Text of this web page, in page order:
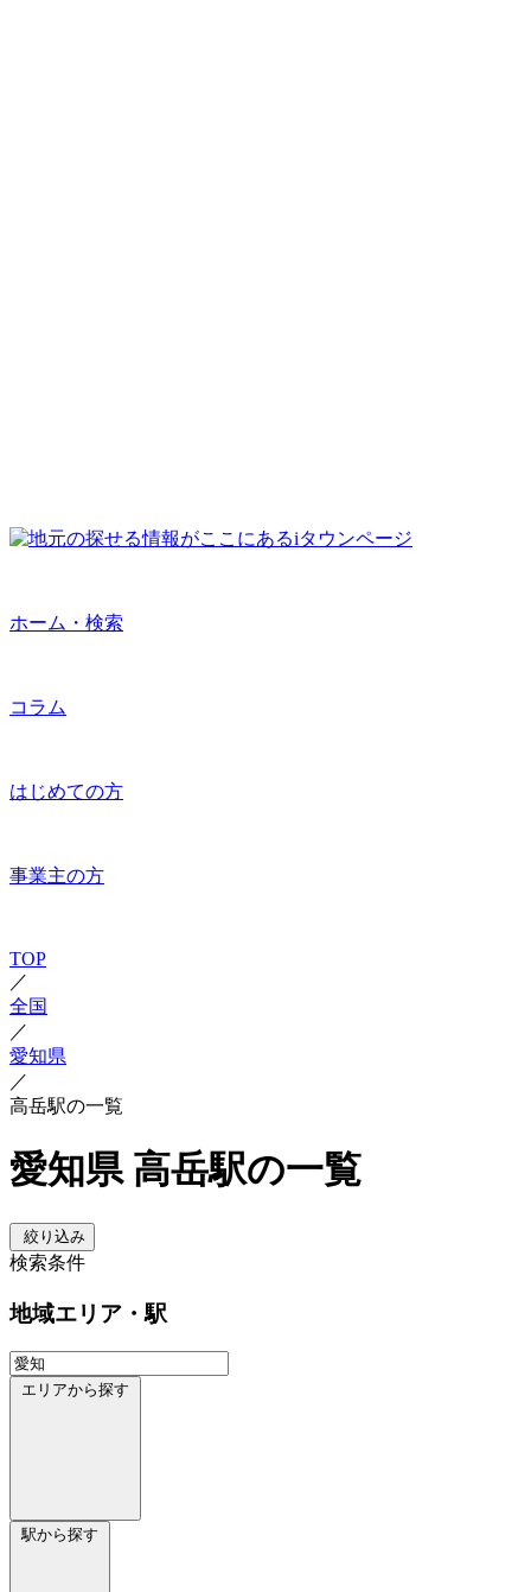
ホーム・検索
コラム
はじめての方
事業主の方
TOP
／
全国
／
愛知県
／
高岳駅の一覧
愛知県 高岳駅の一覧
絞り込み
検索条件
地域エリア・駅
エリアから探す
駅から探す